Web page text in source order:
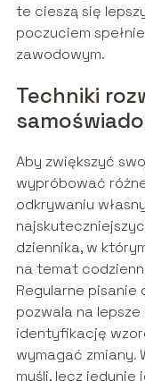
te cieszą się
poczuciem
zawodowym.
Techniki
Aby zwiększyć
wypróbować
odkrywaniu
dziennika, w
na temat
Regularne
pozwala na
identyfikację
wymagać zmiany.
myśli, lecz